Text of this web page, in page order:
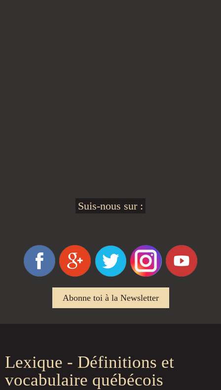
Suis-nous sur :
Abonne toi à la Newsletter
Lexique - Définitions et
vocabulaire québécois